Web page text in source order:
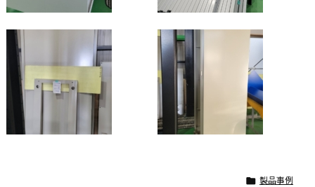
 製品事例